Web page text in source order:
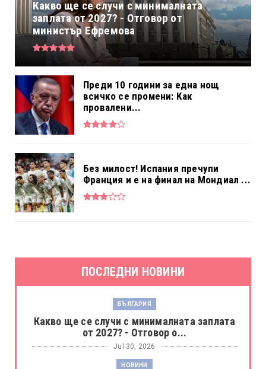
Какво ще се случи с минималната
заплата от 2027? - Отговор от
министър Ефремова
Преди 10 години за една нощ
всичко се промени: Как
провалени...
Без милост! Испания пречупи
Франция и е на финал на Мондиал ...
ПОСЛЕДНИ НОВИНИ
БЪЛГАРИЯ
Какво ще се случи с минималната заплата
от 2027? - Отговор о...
Jul 30, 2026
НОВИНИ